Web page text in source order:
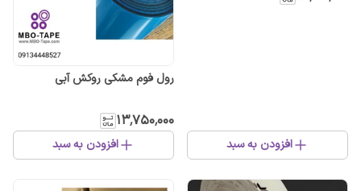
افزودن به سبد
رول فوم مشکی روکش آبی
۱۳٬۷۵۰٬۰۰۰
افزودن به سبد